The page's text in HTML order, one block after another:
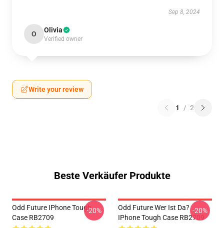
Sep 8, 2024
O Olivia
Verified owner
Write your review
1 / 2
Beste Verkäufer Produkte
Odd Future IPhone Tough
Case RB2709
-20%
Odd Future Wer Ist Da?
IPhone Tough Case RB2709
-20%